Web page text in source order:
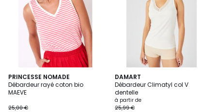
PRINCESSE NOMADE
Débardeur rayé coton bio
MAEVE
25,00 €
2
Couleurs
DAMART
Débardeur Climatyl col V
dentelle
à partir de
25,99 €
3
Couleurs